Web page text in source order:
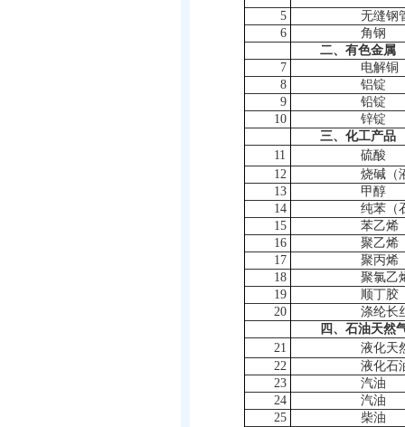
5
无缝钢
6
角钢
二、有色金属
7
电解铜
8
铝锭
9
铅锭
10
锌锭
三、化工产品
11
硫酸
12
烧碱（
13
甲醇
14
纯苯（
15
苯乙烯
16
聚乙烯
17
聚丙烯
18
聚氯乙
19
顺丁胶
20
涤纶长
四、石油天然
21
液化天
22
液化石
23
汽油
24
汽油
25
柴油